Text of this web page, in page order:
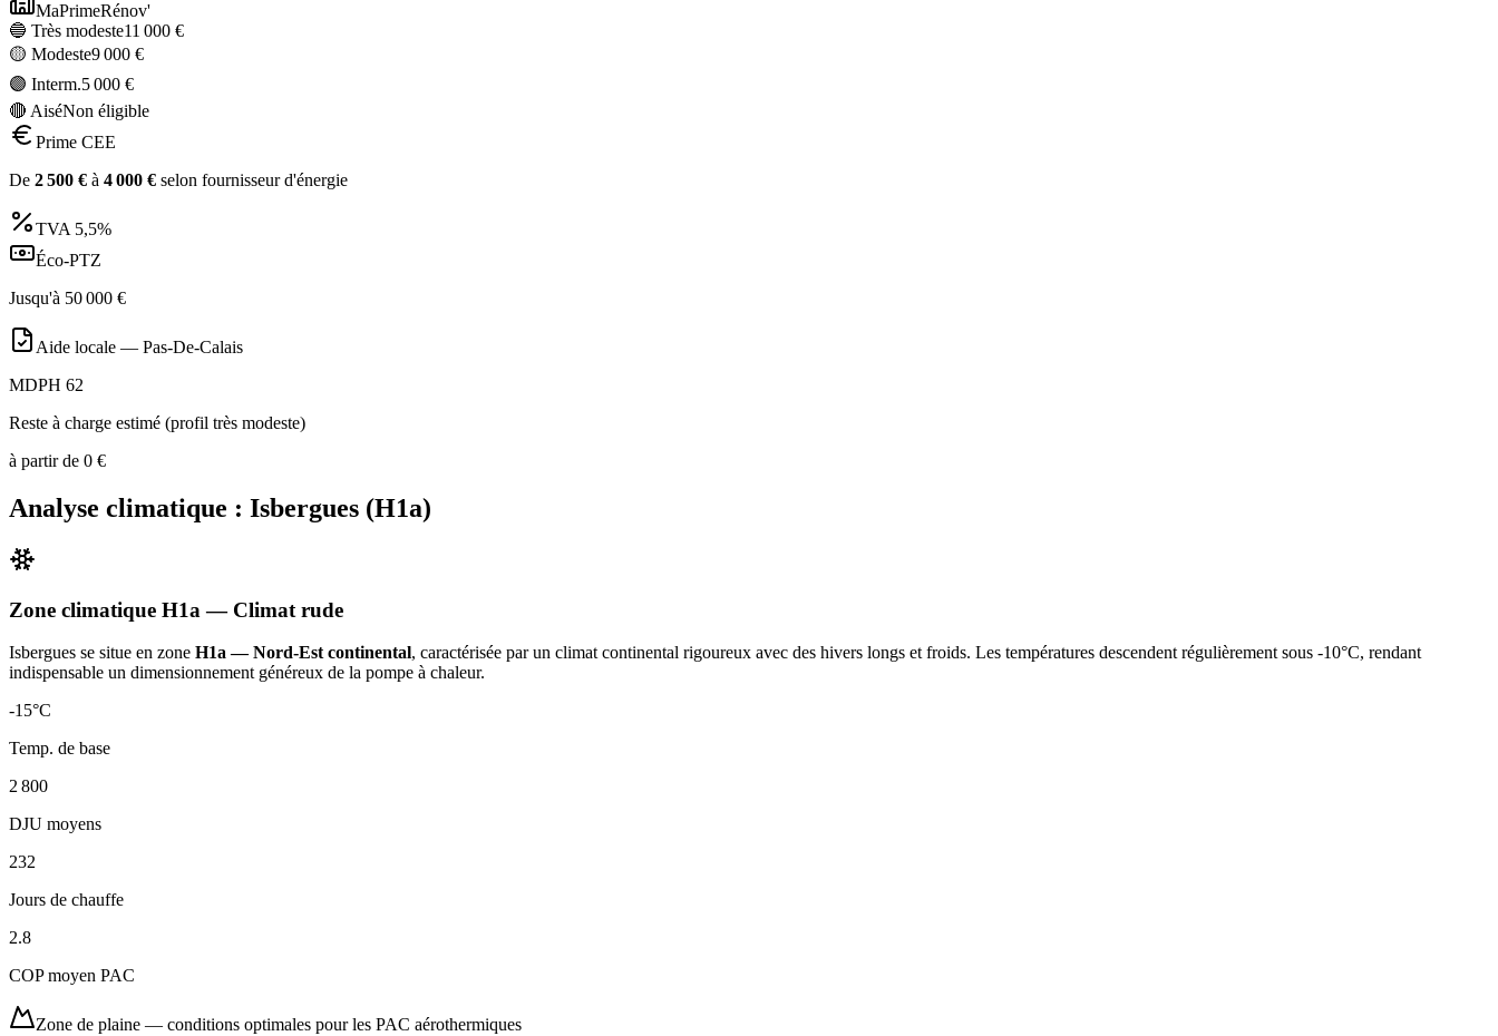
MaPrimeRénov'
🔵 Très modeste11 000 €
🟡 Modeste9 000 €
🟣 Interm.5 000 €
🔴 AiséNon éligible
Prime CEE
De 2 500 € à 4 000 € selon fournisseur d'énergie
TVA 5,5%
Éco-PTZ
Jusqu'à 50 000 €
Aide locale — Pas-De-Calais
MDPH 62
Reste à charge estimé (profil très modeste)
à partir de 0 €
Analyse climatique : Isbergues (H1a)
Zone climatique H1a — Climat rude
Isbergues se situe en zone H1a — Nord-Est continental, caractérisée par un climat continental rigoureux avec des hivers longs et froids. Les températures descendent régulièrement sous -10°C, rendant
indispensable un dimensionnement généreux de la pompe à chaleur.
-15°C
Temp. de base
2 800
DJU moyens
232
Jours de chauffe
2.8
COP moyen PAC
Zone de plaine — conditions optimales pour les PAC aérothermiques